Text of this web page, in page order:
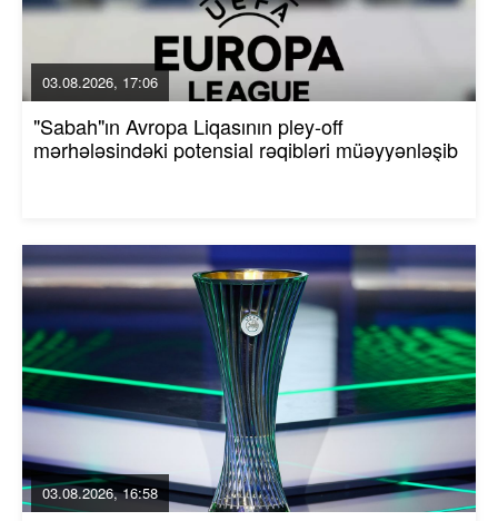
03.08.2026, 17:06
"Sabah"ın Avropa Liqasının pley-off
mərhələsindəki potensial rəqibləri müəyyənləşib
03.08.2026, 16:58